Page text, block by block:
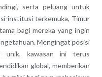
serta peluang untuk
institusi terkemuka, Timur
bagi mereka yang ingin
Mengingat posisi
unik, kawasan ini terus
global, memberikan